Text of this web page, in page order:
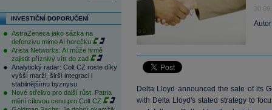
INVESTIČNÍ DOPORUČENÍ
AstraZeneca jako sázka na
defenzivu mimo AI horečku
Arista Networks: AI může firmě
zajistit příznivý vítr do zad
Analytický radar: Colt CZ roste díky
vyšší marži, širší integraci i
stabilnějšímu byznysu
Nové střelivo pro další růst. Patria
mění cílovou cenu pro Colt CZ
Delta Lloyd announced the sale of its
with Delta Lloyd's stated strategy to